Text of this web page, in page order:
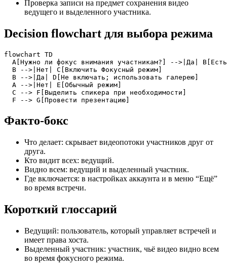
Проверка записи на предмет сохранения видео
ведущего и выделенного участника.
Decision flowchart для выбора режима
flowchart TD
A[Нужно ли фокус внимания участникам?] -->|Да|
  B -->|Нет| C[Включить Фокусный режим]
  B -->|Да| D[Не включать; использовать галерею]
  A -->|Нет| E[Обычный режим]
  C --> F[Выделить спикера при необходимости]
  F --> G[Провести презентацию]
Факто-бокс
Что делает: скрывает видеопотоки участников друг от
друга.
Кто видит всех: ведущий.
Видно всем: ведущий и выделенный участник.
Где включается: в настройках аккаунта и в меню “Ещё”
во время встречи.
Короткий глоссарий
Ведущий: пользователь, который управляет встречей и
имеет права хоста.
Выделенный участник: участник, чьё видео видно всем
во время фокусного режима.